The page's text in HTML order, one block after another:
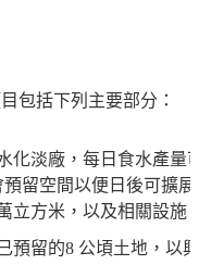
包括下列主要部分：
化淡廠，每日食水產量
留空間以便日後可擴展
立方米，以及相關設施
預留的8 公頃土地，以興